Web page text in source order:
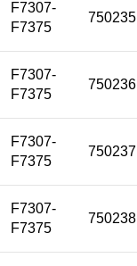
F7307-
F7375
750235
F7307-
F7375
750236
F7307-
F7375
750237
F7307-
F7375
750238